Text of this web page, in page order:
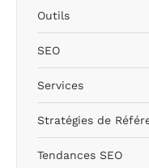
Outils
SEO
Services
Stratégies de
Tendances SEO